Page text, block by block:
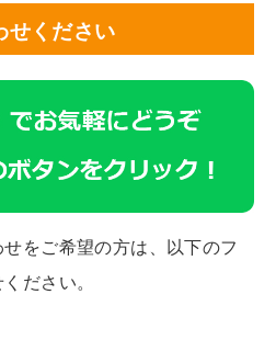
せください
をご希望の方は、以下のフ
ださい。